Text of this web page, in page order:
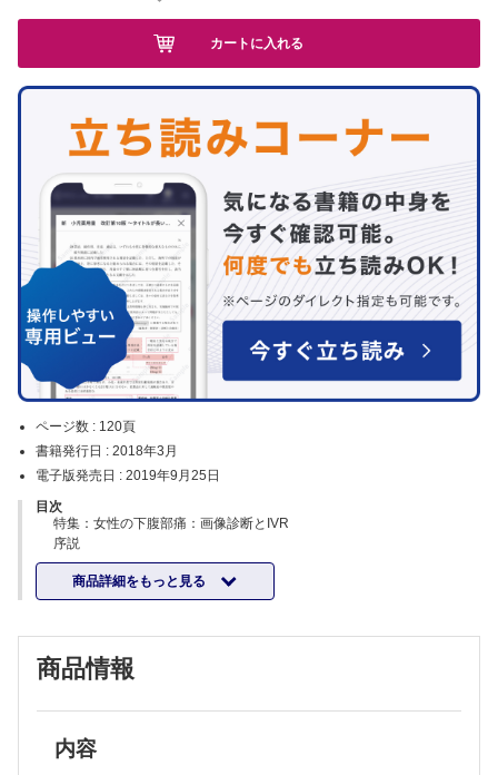
ページ数 : 120頁
書籍発行日 : 2018年3月
電子版発売日 : 2019年9月25日
目次
特集：女性の下腹部痛：画像診断とIVR
序説
内生殖器腫瘍性病変
骨盤内感染症の病態と画像診断（婦人科疾患）
子宮内膜症
産科出血のIVR
産婦人科のIVR（産科出血を除く）
新連載
・放射線科医の魅力とリクルート【放射線治療医編】
商品詳細をもっと見る
カートに入れる
商品情報
内容